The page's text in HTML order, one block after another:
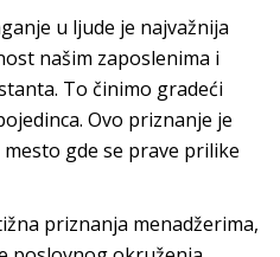
u ljude je najvažnija
našim zaposlenima i
To činimo gradeći
Ovo priznanje je
gde se prave prilike
priznanja menadžerima,